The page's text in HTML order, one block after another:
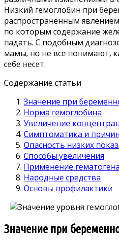
Низкий гемоглобин при
распространенным
по которым содержание
падать. С подобным
мамы, но не все понимают,
себе несет.
Содержание статьи
Значение при
Норма гемоглобина
Увеличение
Симптоматика и
Опасность низких
Способы увеличения
Применение гематогена
Народные средства
Основы профилактики
Значение при